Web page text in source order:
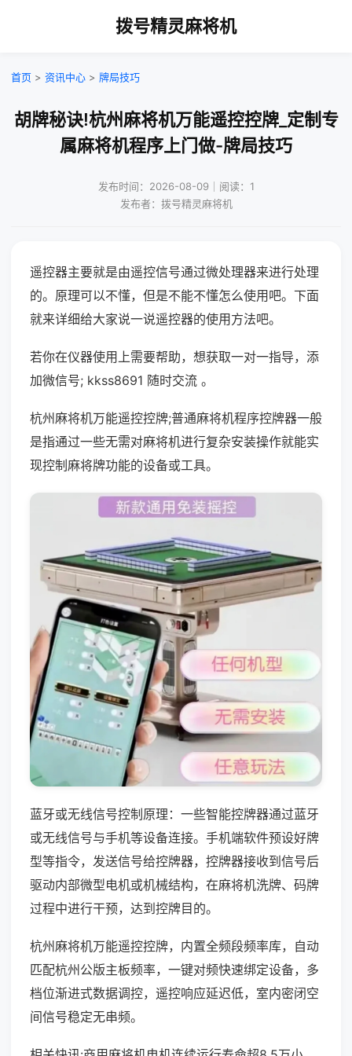
拨号精灵麻将机
首页 > 资讯中心 > 牌局技巧
胡牌秘诀!杭州麻将机万能遥控控牌_定制专
属麻将机程序上门做-牌局技巧
发布时间：2026-08-09｜阅读：1
发布者：拨号精灵麻将机
遥控器主要就是由遥控信号通过微处理器来进行处理
的。原理可以不懂，但是不能不懂怎么使用吧。下面
就来详细给大家说一说遥控器的使用方法吧。
若你在仪器使用上需要帮助，想获取一对一指导，添
加微信号; kkss8691 随时交流 。
杭州麻将机万能遥控控牌;普通麻将机程序控牌器一般
是指通过一些无需对麻将机进行复杂安装操作就能实
现控制麻将牌功能的设备或工具。
蓝牙或无线信号控制原理：一些智能控牌器通过蓝牙
或无线信号与手机等设备连接。手机端软件预设好牌
型等指令，发送信号给控牌器，控牌器接收到信号后
驱动内部微型电机或机械结构，在麻将机洗牌、码牌
过程中进行干预，达到控牌目的。
杭州麻将机万能遥控控牌，内置全频段频率库，自动
匹配杭州公版主板频率，一键对频快速绑定设备，多
档位渐进式数据调控，遥控响应延迟低，室内密闭空
间信号稳定无串频。